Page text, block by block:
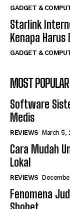
GADGET &
Starlink
Kenapa Harus
GADGET &
MOST POPULAR
Software
Medis
REVIEWS March 5,
Cara Mudah
Lokal
REVIEWS
Fenomena